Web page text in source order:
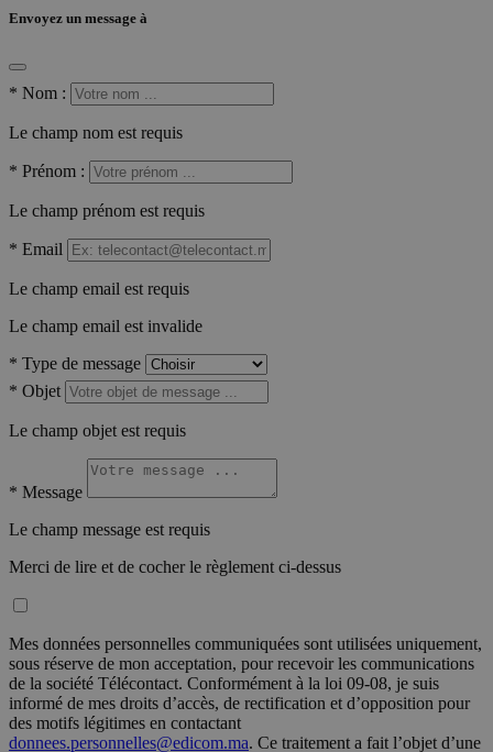
Envoyez un message à
* Nom :
Le champ nom est requis
* Prénom :
Le champ prénom est requis
* Email
Le champ email est requis
Le champ email est invalide
* Type de message
* Objet
Le champ objet est requis
* Message
Le champ message est requis
Merci de lire et de cocher le règlement ci-dessus
Mes données personnelles communiquées sont utilisées uniquement,
sous réserve de mon acceptation, pour recevoir les communications
de la société Télécontact. Conformément à la loi 09-08, je suis
informé de mes droits d’accès, de rectification et d’opposition pour
des motifs légitimes en contactant
donnees.personnelles@edicom.ma. Ce traitement a fait l’objet d’une